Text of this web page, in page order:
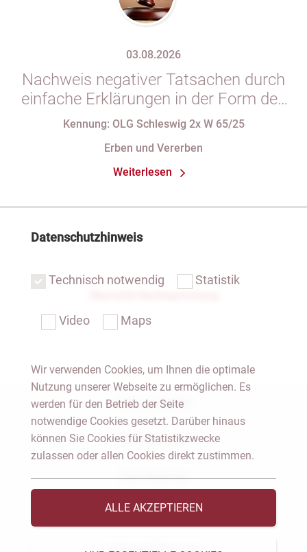
03.08.2026
Nachweis negativer Tatsachen durch
einfache Erklärungen in der Form des
§ 29 GBO (hier: Nichtgeltendmachung
Kennung: OLG Schleswig 2x W 65/25
Erben und Vererben
Weiterlesen
Notar Dresden
Fachgebiete
Das Notariat
Vorträge & Veröffentlichungen
Datenschutzhinweis
Technisch notwendig Statistik
Video Maps
Wir verwenden Cookies, um Ihnen die optimale
Nutzung unserer Webseite zu ermöglichen. Es
werden für den Betrieb der Seite
notwendige Cookies gesetzt. Darüber hinaus
können Sie Cookies für Statistikzwecke
zulassen oder allen Cookies direkt zustimmen.
ALLE AKZEPTIEREN